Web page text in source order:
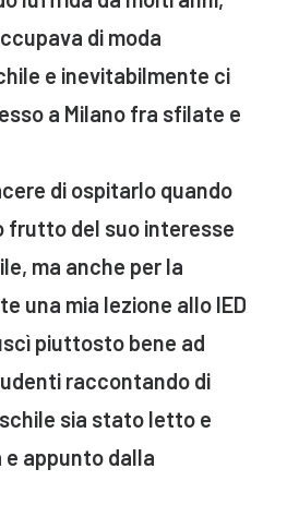
di moda
e inevitabilmente ci
a Milano fra sfilate e
di ospitarlo quando
frutto del suo interesse
ma anche per la
una mia lezione allo IED
piuttosto bene ad
raccontando di
sia stato letto e
appunto dalla